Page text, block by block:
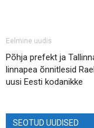
Eelmine uudis
Põhja prefekt ja
linnapea õnnitlesid
uusi Eesti kodanikke
SEOTUD UUDISED